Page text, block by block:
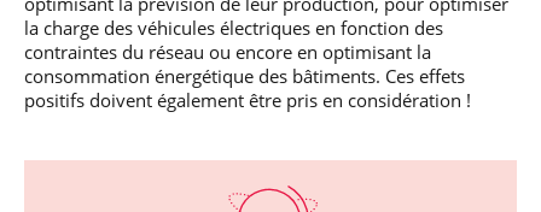
la charge des véhicules électriques en fonction des
contraintes du réseau ou encore en optimisant la
consommation énergétique des bâtiments. Ces effets
positifs doivent également être pris en considération !